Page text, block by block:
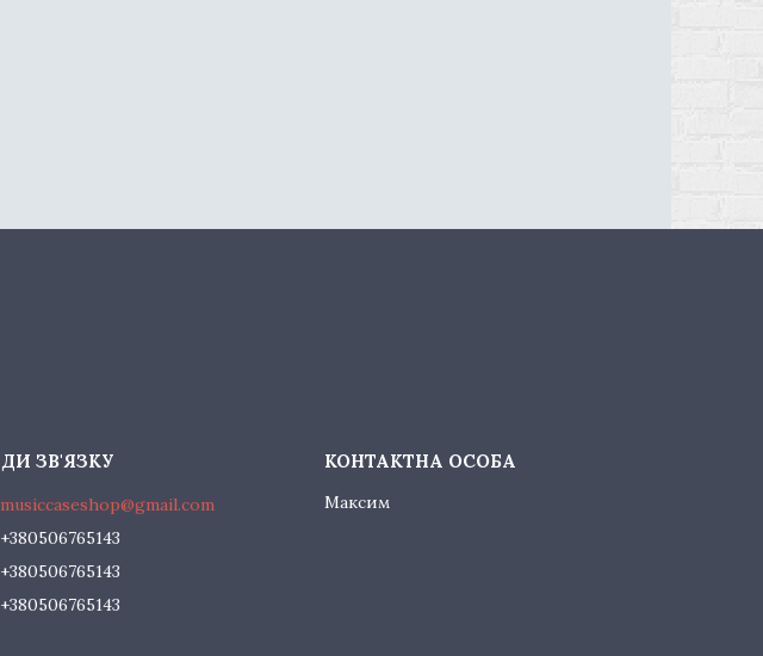
musiccaseshop@gmail.com
+380506765143
+380506765143
+380506765143
Максим